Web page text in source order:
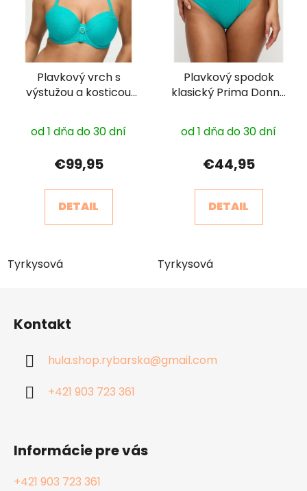
Plavkový vrch s
výstužou a kosticou
od 1 dňa do 30 dní
€99,95
DETAIL
Tyrkysová
Plavkový spodok
klasický Prima Donna
od 1 dňa do 30 dní
€44,95
DETAIL
Tyrkysová
Kontakt
hula.shop.rybarska@gmail.com
+421 903 723 361
Informácie pre vás
+421 903 723 361